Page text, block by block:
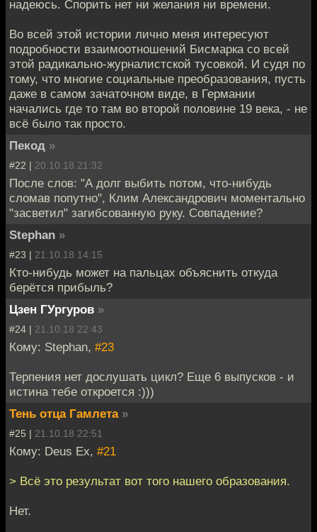
надеюсь. Спорить нет ни желания ни времени.
Во всей этой истории лично меня интересуют
подробности взаимоотношений Бисмарка со всей
этой радикально-журналистской тусовкой. И судя по
тому, что многие социальные преобразования, пусть
даже в самом зачаточном виде, в Германии
начались где то там во второй половине 19 века, - не
всё было так просто.
Пекод »
#22 | 20.10.18 21:32
После слов: "А долг выбить потом, что-нибудь
сломав попутно", Клим Александрович моментально
"засветил" загибсованную руку. Совпадение?
Stephan »
#23 | 21.10.18 14:15
Кто-нибудь может на пальцах объяснить откуда
берётся прибыль?
Цзен ГУргуров »
#24 | 21.10.18 22:43
Кому: Stephan, #23
Терпения нет дослушать цикл? Еще 6 выпусков - и
истина тебе откроется :)))
Тень отца Гамлета »
#25 | 21.10.18 22:51
Кому: Deus Ex, #21
> Всё это результат вот того нашего образования.
Нет.